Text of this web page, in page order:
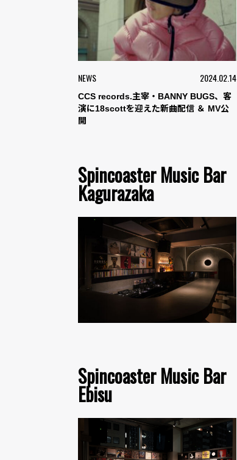
NEWS 2024.02.14
CCS records.主宰・BANNY BUGS、客
演に18scottを迎えた新曲配信 ＆ MV公
開
Spincoaster Music Bar
Kagurazaka
Spincoaster Music Bar
Ebisu